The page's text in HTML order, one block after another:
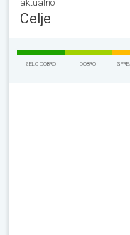
aktualno
Celje
ZELO DOBRO DOBRO